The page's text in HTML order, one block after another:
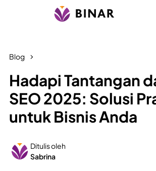
Blog
Hadapi Tantangan
SEO 2025: Solusi
untuk Bisnis Anda
Ditulis oleh
Sabrina